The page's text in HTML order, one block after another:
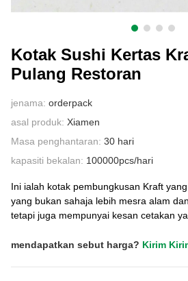
Kotak Sushi Kertas
Pulang Restoran
jenama: orderpack
asal produk: Xiamen
Masa penghantaran: 30 hari
kapasiti bekalan: 100000pcs/hari
Ini ialah kotak pembungkusan Kraft
yang bukan sahaja lebih mesra alam
tetapi juga mempunyai kesan cetakan
mendapatkan sebut harga? Kirim